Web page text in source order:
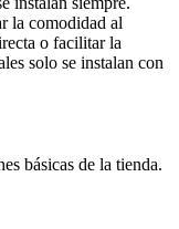
la comodidad al
o facilitar la
solo se instalan con
básicas de la tienda.